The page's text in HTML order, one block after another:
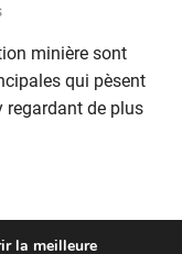
minière sont
qui pèsent
regardant de plus
la meilleure